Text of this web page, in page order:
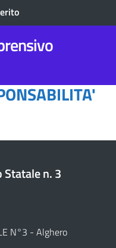
n. 3
N°3 - Alghero